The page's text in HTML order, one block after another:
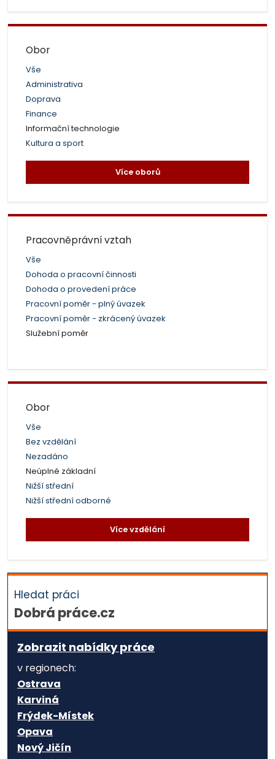
Obor
Vše
Administrativa
Doprava
Finance
Informační technologie
Kultura a sport
Více oborů
Pracovněprávní vztah
Vše
Dohoda o pracovní činnosti
Dohoda o provedení práce
Pracovní poměr - plný úvazek
Pracovní poměr - zkrácený úvazek
Služební poměr
Obor
Vše
Bez vzdělání
Nezadáno
Neúplné základní
Nižší střední
Nižší střední odborné
Více vzdělání
Hledat práci
Dobrá práce.cz
Zobrazit nabídky práce
v regionech:
Ostrava
Karviná
Frýdek-Místek
Opava
Nový Jičín